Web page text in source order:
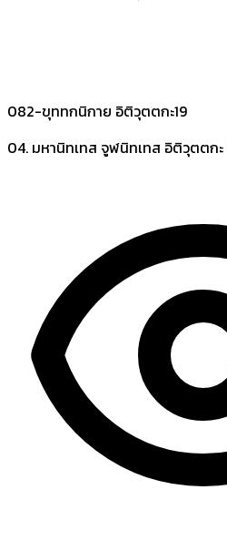
082-ขุททกนิกาย อิติวุตตกะ19
04. มหานิทเทส จูฬนิทเทส อิติวุตตกะ